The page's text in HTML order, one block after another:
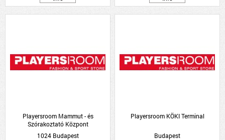
Playersroom Mammut - és
Szórakoztató Központ
1024 Budapest
Playersroom KÖKI Terminal
Budapest